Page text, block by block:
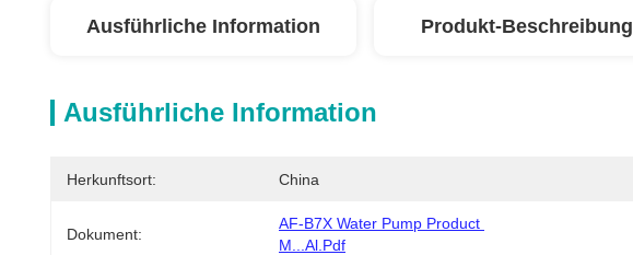
Ausführliche Information Produkt-Beschreibung
Ausführliche Information
Herkunftsort: China
Dokument:
AF-B7X Water Pump Product
M...al.pdf